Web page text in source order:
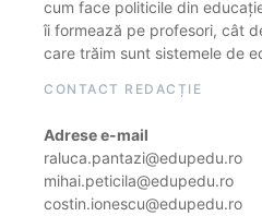
cum face politicile din
îi formează pe profesori, cât
care trăim sunt sistemele de
CONTACT REDACȚIE
Adrese e-mail
raluca.pantazi@edupedu.ro
mihai.peticila@edupedu.ro
costin.ionescu@edupedu.ro